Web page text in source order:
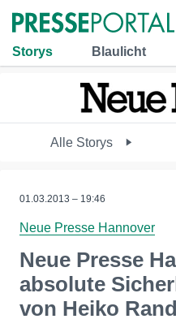
Storys Blaulicht
Alle Storys
01.03.2013 – 19:46
Neue Presse Hannover
Neue Presse
absolute
von Heiko